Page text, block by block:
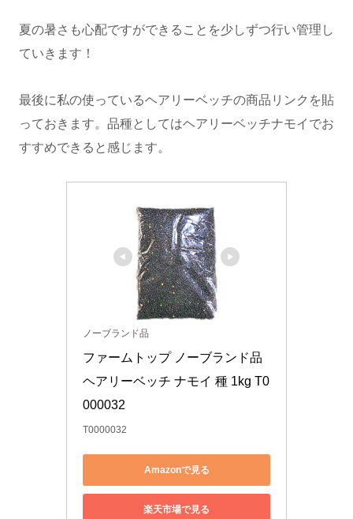
夏の暑さも心配ですができることを少しずつ行い管理し
ていきます！
最後に私の使っているヘアリーベッチの商品リンクを貼
っておきます。品種としてはヘアリーベッチナモイでお
すすめできると感じます。
ノーブランド品
ファームトップ ノーブランド品
ヘアリーベッチ ナモイ 種 1kg T0
000032
T0000032
Amazonで見る
楽天市場で見る